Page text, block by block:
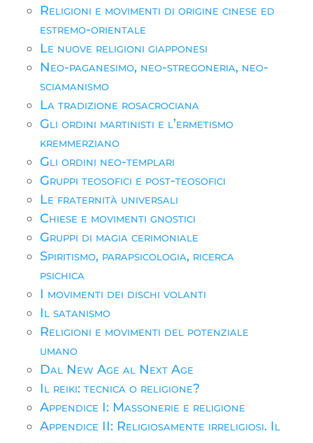
Religioni e movimenti di origine cinese ed
estremo-orientale
Le nuove religioni giapponesi
Neo-paganesimo, neo-stregoneria, neo-
sciamanismo
La tradizione rosacrociana
Gli ordini martinisti e l’ermetismo
kremmerziano
Gli ordini neo-templari
Gruppi teosofici e post-teosofici
Le fraternità universali
Chiese e movimenti gnostici
Gruppi di magia cerimoniale
Spiritismo, parapsicologia, ricerca
psichica
I movimenti dei dischi volanti
Il satanismo
Religioni e movimenti del potenziale
umano
Dal New Age al Next Age
Il reiki: tecnica o religione?
Appendice I: Massonerie e religione
Appendice II: Religiosamente irreligiosi. Il